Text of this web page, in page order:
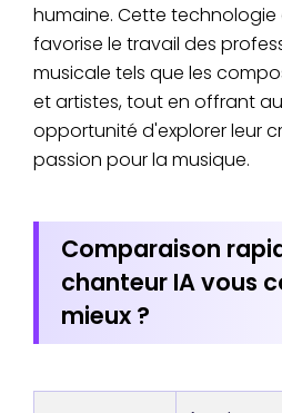
humaine. Cette technologie
favorise le travail des
musicale tels que les
et artistes, tout en offrant
opportunité d'explorer leur
passion pour la musique.
Comparaison
chanteur IA vous
mieux ?